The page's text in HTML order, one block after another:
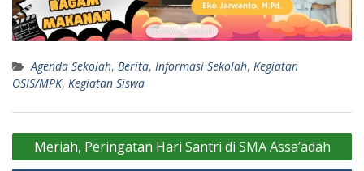
Agenda Sekolah, Berita, Informasi Sekolah, Kegiatan
OSIS/MPK, Kegiatan Siswa
Navigasi
pos
Meriah, Peringatan Hari Santri di SMA Assa’adah